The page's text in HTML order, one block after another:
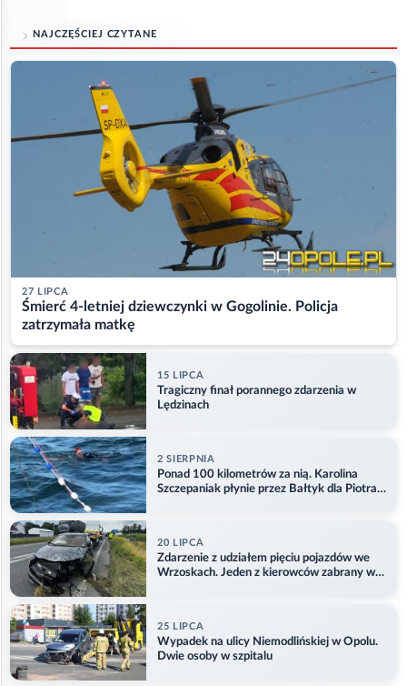
NAJCZĘŚCIEJ CZYTANE
27 LIPCA
Śmierć 4-letniej dziewczynki w Gogolinie. Policja
zatrzymała matkę
15 LIPCA
Tragiczny finał porannego zdarzenia w
Lędzinach
2 SIERPNIA
Ponad 100 kilometrów za nią. Karolina
Szczepaniak płynie przez Bałtyk dla Piotra.
20 LIPCA
Zdarzenie z udziałem pięciu pojazdów we
Wrzoskach. Jeden z kierowców zabrany w
25 LIPCA
Wypadek na ulicy Niemodlińskiej w Opolu.
Dwie osoby w szpitalu